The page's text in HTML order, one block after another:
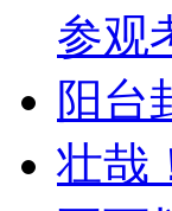
参观
阳台
壮哉